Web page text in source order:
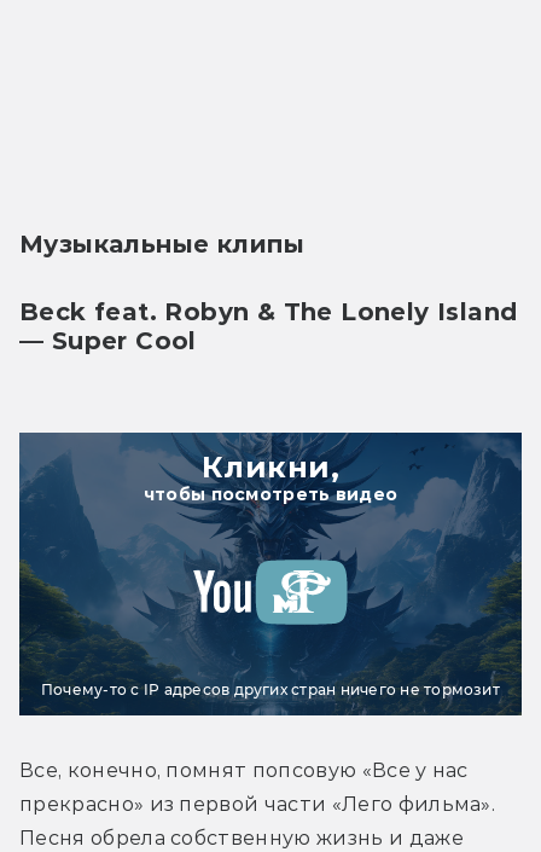
Музыкальные клипы
Beck feat. Robyn & The Lonely Island
— Super Cool
Кликни,
чтобы посмотреть видео
Почему-то с IP адресов других стран ничего не тормозит
Все, конечно, помнят попсовую «Все у нас
прекрасно» из первой части «Лего фильма».
Песня обрела собственную жизнь и даже